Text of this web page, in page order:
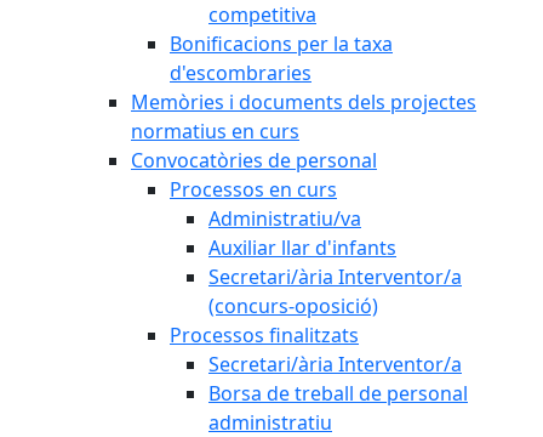
competitiva
Bonificacions per la taxa
d'escombraries
Memòries i documents dels projectes
normatius en curs
Convocatòries de personal
Processos en curs
Administratiu/va
Auxiliar llar d'infants
Secretari/ària Interventor/a
(concurs-oposició)
Processos finalitzats
Secretari/ària Interventor/a
Borsa de treball de personal
administratiu